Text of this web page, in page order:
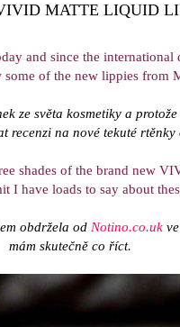
MATTE LIQUID
and since the
some of the new lippies from
ze světa kosmetiky a
recenzi na nové tekuté
shades of the brand new
I have loads to say about
obdržela od Notino.co.ukve
mám skutečně co říct.